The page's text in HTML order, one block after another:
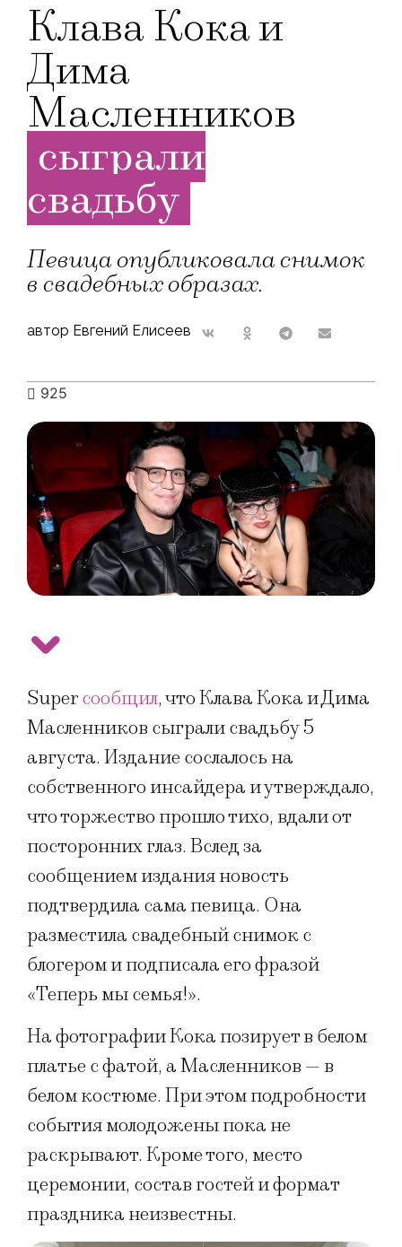
Клава Кока и
Дима
Масленников
сыграли
свадьбу
Певица опубликовала снимок
в свадебных образах.
автор Евгений Елисеев
925
Superсообщил, что Клава Кока и Дима
Масленников сыграли свадьбу 5
августа. Издание сослалось на
собственного инсайдера и утверждало,
что торжество прошло тихо, вдали от
посторонних глаз. Вслед за
сообщением издания новость
подтвердила сама певица. Она
разместила свадебный снимок с
блогером и подписала его фразой
«Теперь мы семья!».
На фотографии Кока позирует в белом
платье с фатой, а Масленников — в
белом костюме. При этом подробности
события молодожены пока не
раскрывают. Кроме того, место
церемонии, состав гостей и формат
праздника неизвестны.